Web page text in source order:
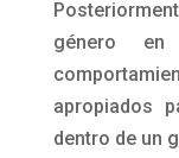
género
apropiados
dentro de un